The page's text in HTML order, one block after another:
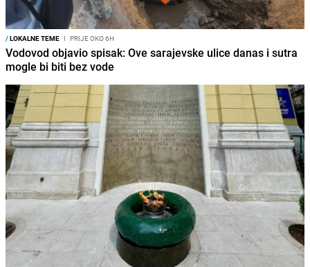
/LOKALNE TEME I PRIJE OKO 6H
Vodovod objavio spisak: Ove sarajevske ulice danas i sutra
mogle bi biti bez vode